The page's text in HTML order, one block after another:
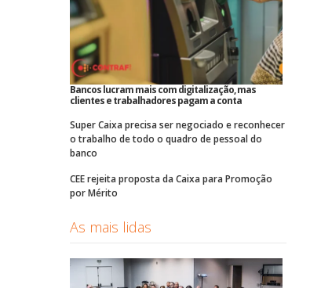
Bancos lucram mais com digitalização, mas
clientes e trabalhadores pagam a conta
Super Caixa precisa ser negociado e reconhecer
o trabalho de todo o quadro de pessoal do
banco
CEE rejeita proposta da Caixa para Promoção
por Mérito
As mais lidas